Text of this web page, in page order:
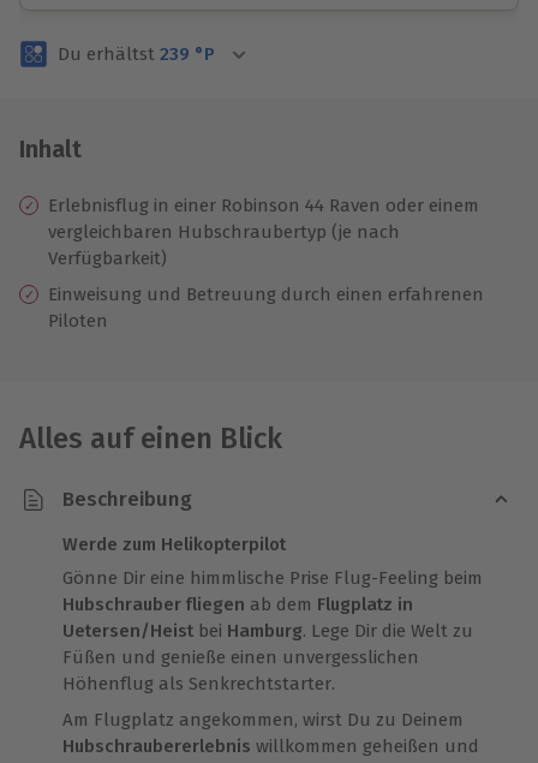
Volle Flexibilität
3 Jahre gültig & verlängerbar.
Du erhältst 239 °P
Inhalt
Erlebnisflug in einer Robinson 44 Raven oder einem
vergleichbaren Hubschraubertyp (je nach
Verfügbarkeit)
Einweisung und Betreuung durch einen erfahrenen
Piloten
Alles auf einen Blick
Beschreibung
Werde zum Helikopterpilot
Gönne Dir eine himmlische Prise Flug-Feeling beim
Hubschrauber fliegen ab dem Flugplatz in
Uetersen/Heist bei Hamburg. Lege Dir die Welt zu
Füßen und genieße einen unvergesslichen
Höhenflug als Senkrechtstarter.
Am Flugplatz angekommen, wirst Du zu Deinem
Hubschraubererlebnis willkommen geheißen und